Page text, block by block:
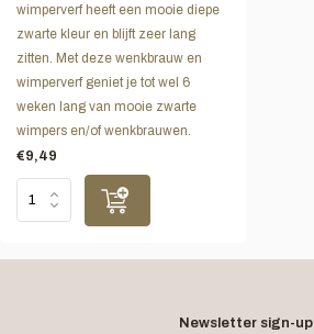
wimperverf heeft een mooie diepe
zwarte kleur en blijft zeer lang
zitten. Met deze wenkbrauw en
wimperverf geniet je tot wel 6
weken lang van mooie zwarte
wimpers en/of wenkbrauwen.
€9,49
Newsletter sign-up